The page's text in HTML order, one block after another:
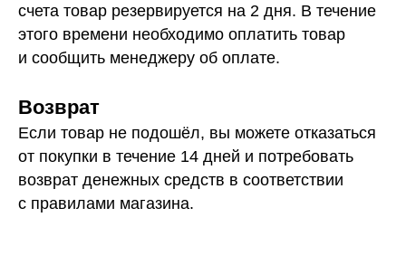
счета товар резервируется на 2 дня. В течение
этого времени необходимо оплатить товар
и сообщить менеджеру об оплате.
Возврат
Если товар не подошёл, вы можете отказаться
от покупки в течение 14 дней и потребовать
возврат денежных средств в соответствии
с правилами магазина.